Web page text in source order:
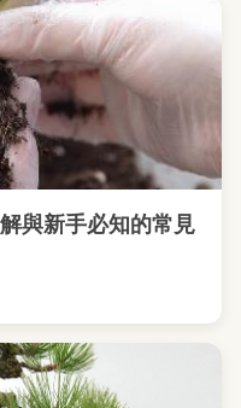
與新手必知的常見